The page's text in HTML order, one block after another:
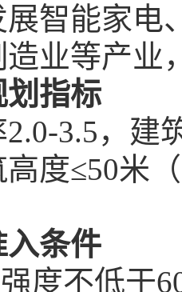
能家电、
业等产业
划指标
3.5，建筑
度≤50米
条件
度不低于